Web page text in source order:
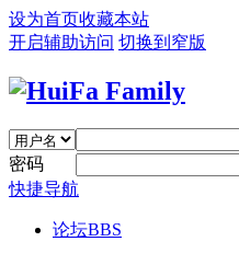
设为首页收藏本站
开启辅助访问 切换到窄版
密码
快捷导航
论坛BBS